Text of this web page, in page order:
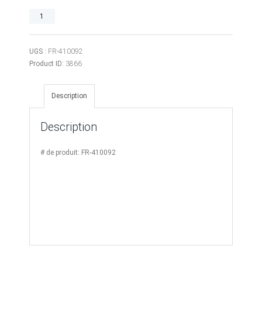
quantité
d'arrimage
type
UGS : FR-410092
Product ID: 3866
Description
Description
# de produit: FR-410092